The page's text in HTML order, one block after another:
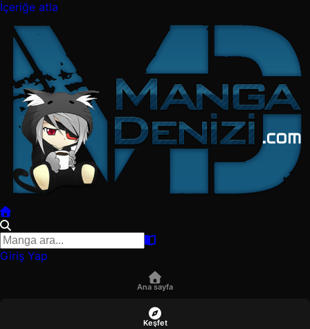
İçeriğe atla
Giriş Yap
Ana sayfa
Keşfet